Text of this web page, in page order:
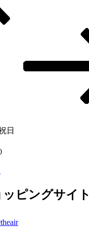
日
ッピングサイト